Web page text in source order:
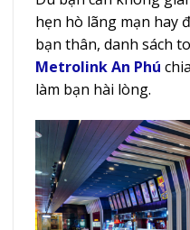
hẹn hò lãng mạn hay
bạn thân, danh sách
Metrolink An Phú
làm bạn hài lòng.